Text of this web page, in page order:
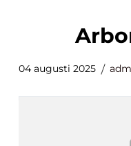
04 augusti 2025